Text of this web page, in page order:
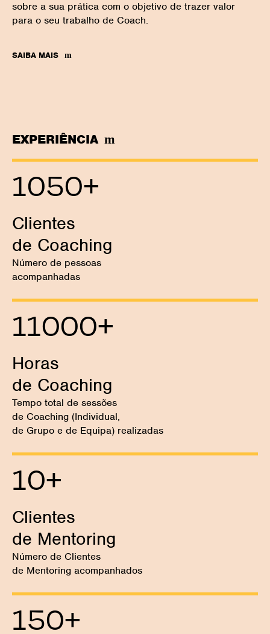
sobre a sua prática com o objetivo de trazer valor
para o seu trabalho de Coach.
SAIBA MAIS
EXPERIÊNCIA
1050+
Clientes
de Coaching
Número de pessoas
acompanhadas
11000+
Horas
de Coaching
Tempo total de sessões
de Coaching (Individual,
de Grupo e de Equipa) realizadas
10+
Clientes
de Mentoring
Número de Clientes
de Mentoring acompanhados
150+